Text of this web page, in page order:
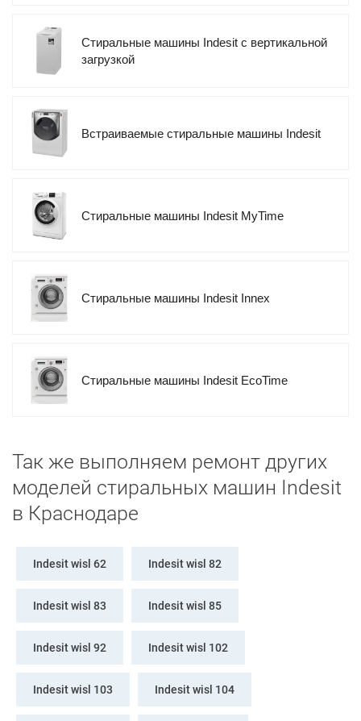
Стиральные машины Indesit с вертикальной
загрузкой
Встраиваемые стиральные машины Indesit
Стиральные машины Indesit MyTime
Стиральные машины Indesit Innex
Стиральные машины Indesit EcoTime
Так же выполняем ремонт других
моделей стиральных машин Indesit
в Краснодаре
Indesit wisl 62 Indesit wisl 82
Indesit wisl 83 Indesit wisl 85
Indesit wisl 92 Indesit wisl 102
Indesit wisl 103 Indesit wisl 104